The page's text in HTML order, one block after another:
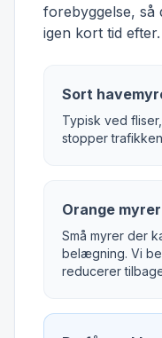
forebyggelse, så
igen kort tid efter.
Sort
Typisk ved
stopper
Orange myrer
Små myrer der
belægning. Vi
reducerer